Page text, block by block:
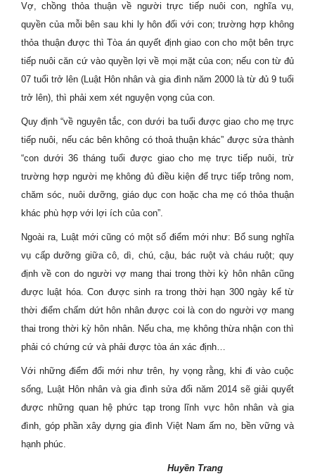
Vợ, chồng thỏa thuận về người trực tiếp nuôi con, nghĩa vụ,
quyền của mỗi bên sau khi ly hôn đối với con; trường hợp không
thỏa thuận được thì Tòa án quyết định giao con cho một bên trực
tiếp nuôi căn cứ vào quyền lợi về mọi mặt của con; nếu con từ đủ
07 tuổi trở lên (Luật Hôn nhân và gia đình năm 2000 là từ đủ 9 tuổi
trở lên), thì phải xem xét nguyện vọng của con.
Quy định “về nguyên tắc, con dưới ba tuổi được giao cho mẹ trực
tiếp nuôi, nếu các bên không có thoả thuận khác” được sửa thành
“con dưới 36 tháng tuổi được giao cho mẹ trực tiếp nuôi, trừ
trường hợp người mẹ không đủ điều kiện để trực tiếp trông nom,
chăm sóc, nuôi dưỡng, giáo dục con hoặc cha mẹ có thỏa thuận
khác phù hợp với lợi ích của con”.
Ngoài ra, Luật mới cũng có một số điểm mới như: Bổ sung nghĩa
vụ cấp dưỡng giữa cô, dì, chú, cậu, bác ruột và cháu ruột; quy
định về con do người vợ mang thai trong thời kỳ hôn nhân cũng
được luật hóa. Con được sinh ra trong thời hạn 300 ngày kể từ
thời điểm chấm dứt hôn nhân được coi là con do người vợ mang
thai trong thời kỳ hôn nhân. Nếu cha, mẹ không thừa nhận con thì
phải có chứng cứ và phải được tòa án xác định…
Với những điểm đổi mới như trên, hy vọng rằng, khi đi vào cuộc
sống, Luật Hôn nhân và gia đình sửa đổi năm 2014 sẽ giải quyết
được những quan hệ phức tạp trong lĩnh vực hôn nhân và gia
đình, góp phần xây dựng gia đình Việt Nam ấm no, bền vững và
hạnh phúc.
Huyền Trang